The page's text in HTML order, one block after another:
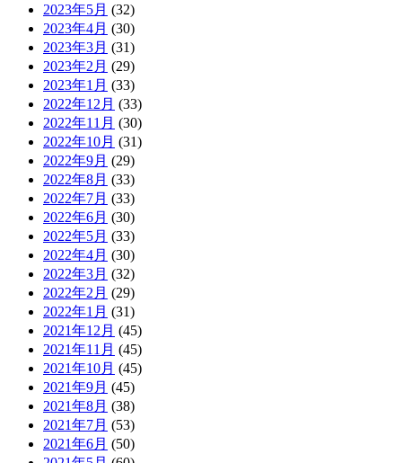
2023年5月 (32)
2023年4月 (30)
2023年3月 (31)
2023年2月 (29)
2023年1月 (33)
2022年12月 (33)
2022年11月 (30)
2022年10月 (31)
2022年9月 (29)
2022年8月 (33)
2022年7月 (33)
2022年6月 (30)
2022年5月 (33)
2022年4月 (30)
2022年3月 (32)
2022年2月 (29)
2022年1月 (31)
2021年12月 (45)
2021年11月 (45)
2021年10月 (45)
2021年9月 (45)
2021年8月 (38)
2021年7月 (53)
2021年6月 (50)